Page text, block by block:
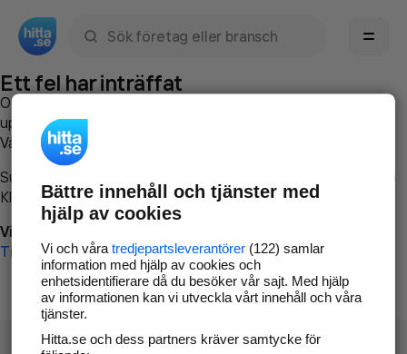
Ett fel har inträffat
Om du vill kan du
uppstod så att vi lättare och snabbare kan avhjälpa det.
Vänligen försök med följande:
Surfa till
Klicka påTillbaka-knappen i webbläsaren och försök igen
Vi beklagar besväret!
Till startsidan
Bättre innehåll och tjänster med
hjälp av cookies
Vi och våra tredjepartsleverantörer(122) samlar
information med hjälp av cookies och
enhetsidentifierare då du besöker vår sajt. Med hjälp
av informationen kan vi utveckla vårt innehåll och våra
tjänster.
Hitta.se och dess partners kräver samtycke för